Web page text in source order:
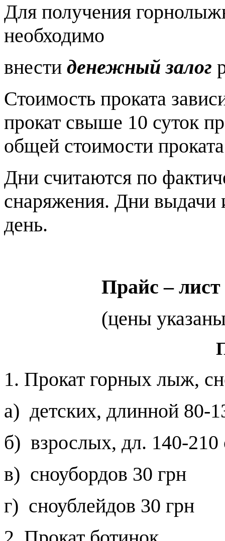
Для получения
необходимо
внести денежный залог
Стоимость проката
прокат свыше 10 суток
общей стоимости
Дни считаются по
снаряжения. Дни выдачи
день.
Прайс – лист
(цены
1. Прокат горных лыж,
а) детских, длинной 80-
б) взрослых, дл. 140-
в) сноубордов 30 грн
г) сноублейдов 30 грн